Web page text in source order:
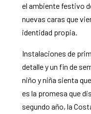
el ambiente festivo
nuevas caras que
identidad propia.
Instalaciones de
detalle y un fin de
niño y niña sienta
es la promesa que
segundo año, la